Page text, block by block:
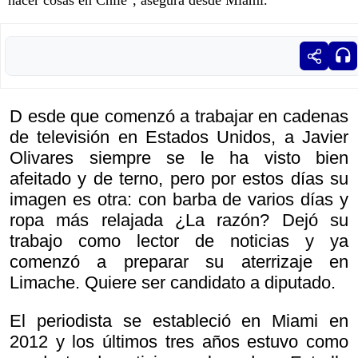
D esde que comenzó a trabajar en cadenas
de televisión en Estados Unidos, a Javier
Olivares siempre se le ha visto bien
afeitado y de terno, pero por estos días su
imagen es otra: con barba de varios días y
ropa más relajada ¿La razón? Dejó su
trabajo como lector de noticias y ya
comenzó a preparar su aterrizaje en
Limache. Quiere ser candidato a diputado.
El periodista se estableció en Miami en
2012 y los últimos tres años estuvo como